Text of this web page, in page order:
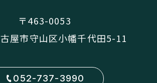
〒463-0053
屋市守山区小幡千代田5-11
052-737-3990